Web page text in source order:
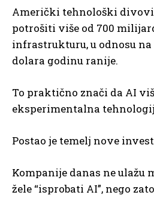
Američki tehnološki
potrošiti više od 700
infrastrukturu, u odnosu
dolara godinu ranije.
To praktično znači da AI
eksperimentalna
Postao je temelj nove
Kompanije danas ne ulažu
žele “isprobati AI”, nego